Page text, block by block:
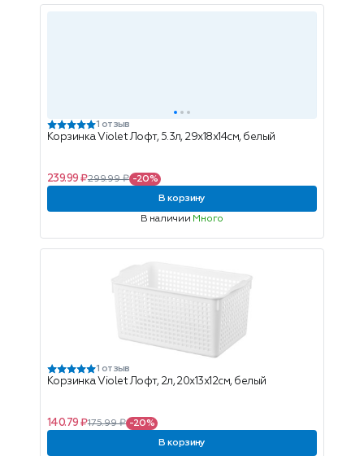
1 отзыв
Корзинка Violet Лофт, 5.3л, 29х18х14см, белый
239.99 ₽299.99 ₽ -20%
В корзину
В наличии Много
1 отзыв
Корзинка Violet Лофт, 2л, 20х13х12см, белый
140.79 ₽175.99 ₽ -20%
В корзину